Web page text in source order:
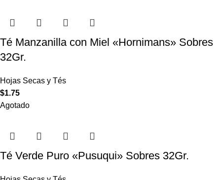
Té Manzanilla con Miel «Hornimans» Sobres
32Gr.
Hojas Secas y Tés
$1.75
Agotado
Té Verde Puro «Pusuqui» Sobres 32Gr.